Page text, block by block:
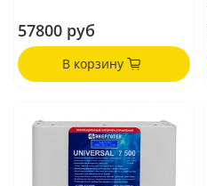
57800 руб
В корзину